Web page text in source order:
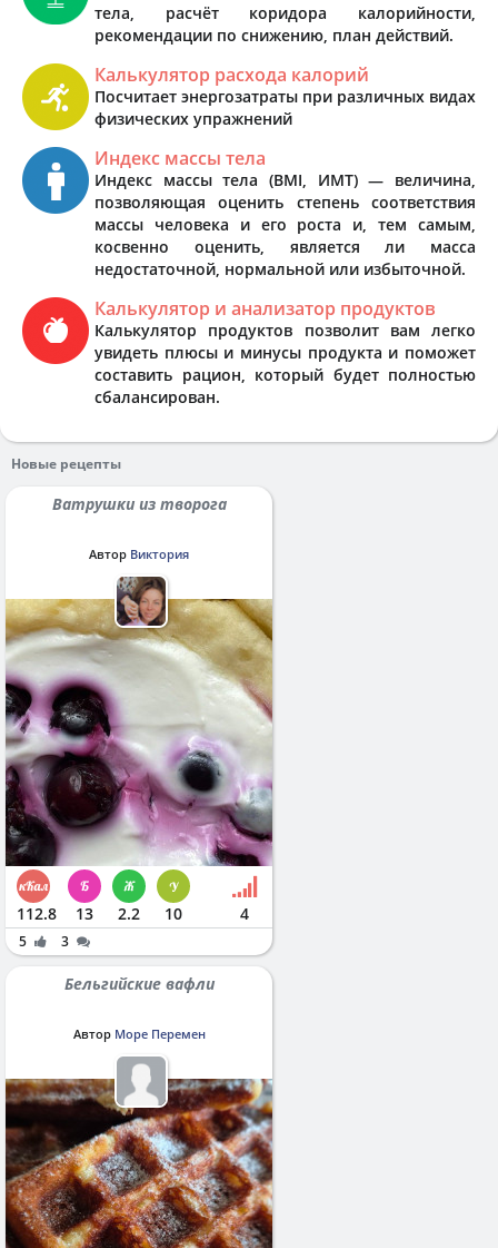
тела, расчёт коридора калорийности,
рекомендации по снижению, план действий.
Калькулятор расхода калорий
Посчитает энергозатраты при различных видах
физических упражнений
Индекс массы тела
Индекс массы тела (BMI, ИМТ) — величина,
позволяющая оценить степень соответствия
массы человека и его роста и, тем самым,
косвенно оценить, является ли масса
недостаточной, нормальной или избыточной.
Калькулятор и анализатор продуктов
Калькулятор продуктов позволит вам легко
увидеть плюсы и минусы продукта и поможет
составить рацион, который будет полностью
сбалансирован.
Новые рецепты
Ватрушки из творога
Автор Виктория
112.8 13 2.2 10 4
5 3
Бельгийские вафли
Автор Море Перемен